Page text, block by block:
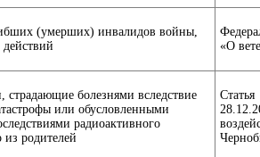
(умерших) инвалидов войны,
действий
«О
страдающие болезнями вследствие
или обусловленными
радиоактивного
из родителей